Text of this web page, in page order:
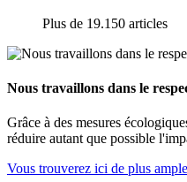
Plus de 19.150 articles
Nous travaillons dans le
Grâce à des mesures
réduire autant que possible
Vous trouverez ici de plus